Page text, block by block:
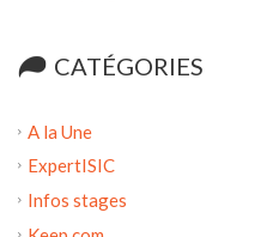
CATÉGORIES
A la Une
ExpertISIC
Infos stages